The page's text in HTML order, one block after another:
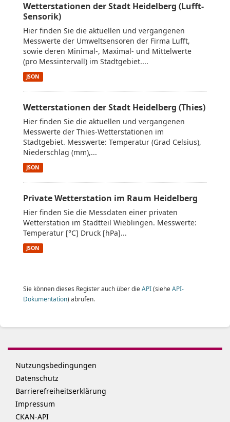
Wetterstationen der Stadt Heidelberg (Lufft-
Sensorik)
Hier finden Sie die aktuellen und vergangenen
Messwerte der Umweltsensoren der Firma Lufft,
sowie deren Minimal-, Maximal- und Mittelwerte
(pro Messintervall) im Stadtgebiet....
JSON
Wetterstationen der Stadt Heidelberg (Thies)
Hier finden Sie die aktuellen und vergangenen
Messwerte der Thies-Wetterstationen im
Stadtgebiet. Messwerte: Temperatur (Grad Celsius),
Niederschlag (mm),...
JSON
Private Wetterstation im Raum Heidelberg
Hier finden Sie die Messdaten einer privaten
Wetterstation im Stadtteil Wieblingen. Messwerte:
Temperatur [°C] Druck [hPa]...
JSON
Sie können dieses Register auch über die API(siehe API-
Dokumentation) abrufen.
Nutzungsbedingungen
Datenschutz
Barrierefreiheitserklärung
Impressum
CKAN-API